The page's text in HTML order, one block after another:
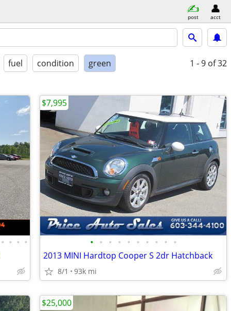
post acct
fuel condition green 1 - 9 of 32
• • • • • • • • • • • • • •
2013 MINI Hardtop Cooper S 2dr Hatchback
8/1 93k mi
$7,995
$25,000